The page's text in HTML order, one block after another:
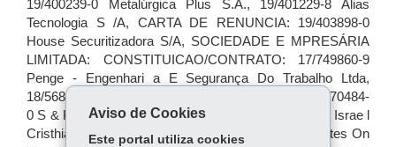
Aviso de Cookies
Este portal utiliza cookies